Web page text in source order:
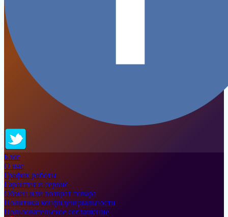
Блог
О нас
График работы
Гарантия и сервис
Обмен или возврат товара
Политика конфиденциальности
Пользовательское соглашение